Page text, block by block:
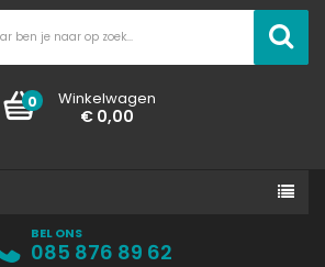
Winkelwagen
0
€ 0,00
BEL ONS
085 876 89 62